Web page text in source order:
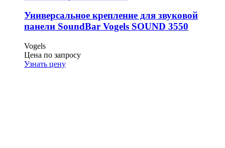
Универсальное крепление для звуковой
панели SoundBar Vogels SOUND 3550
Vogels
Цена по запросу
Узнать цену